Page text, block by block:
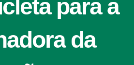
para a
da